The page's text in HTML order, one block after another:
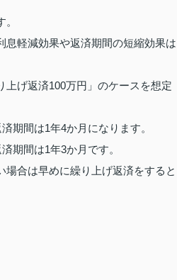
息軽減効果や返済期間の短縮効果は
上げ返済100万円」のケースを想定
期間は1年4か月になります。
期間は1年3か月です。
合は早めに繰り上げ返済をすると